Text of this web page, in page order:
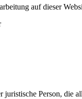
auf dieser
Person, die